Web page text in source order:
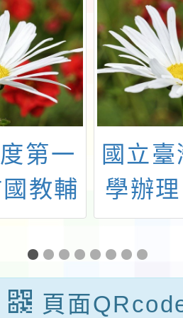
第一
教輔
域分
導小組
組)辦
國立
學辦
2026
力
頁面